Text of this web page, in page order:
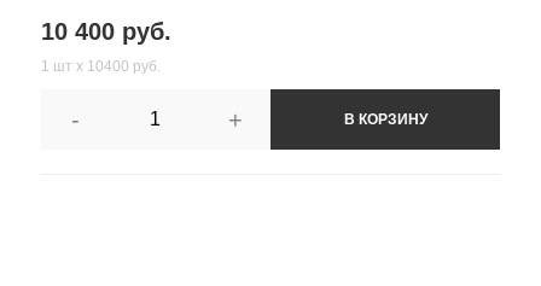
10 400 руб.
1 шт х 10400 руб.
- + В КОРЗИНУ